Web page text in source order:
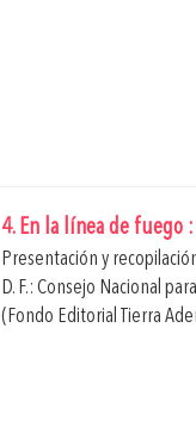
4. En la línea de fuego
Presentación y
D. F.: Consejo Nacional
(Fondo Editorial Tierra